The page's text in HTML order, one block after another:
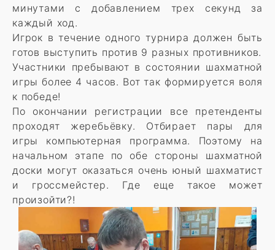
минутами с добавлением трех секунд за
каждый ход.
Игрок в течение одного турнира должен быть
готов выступить против 9 разных противников.
Участники пребывают в состоянии шахматной
игры более 4 часов. Вот так формируется воля
к победе!
По окончании регистрации все претенденты
проходят жеребьёвку. Отбирает пары для
игры компьютерная программа. Поэтому на
начальном этапе по обе стороны шахматной
доски могут оказаться очень юный шахматист
и гроссмейстер. Где еще такое может
произойти?!